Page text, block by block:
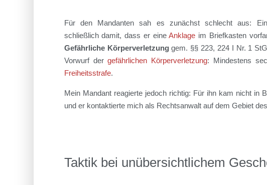
Für den Mandanten sah es zunächst schlecht aus:
schließlich damit, dass er eineAnklage im Briefkasten
Gefährliche Körperverletzunggem. §§ 223, 224 I Nr. 1
Vorwurf dergefährlichen Körperverletzung: Mindestens
Freiheitsstrafe.
Mein Mandant reagierte jedoch richtig: Für ihn kam nicht in
und er kontaktierte mich als Rechtsanwalt auf dem Gebiet
Taktik bei unübersichtlichem